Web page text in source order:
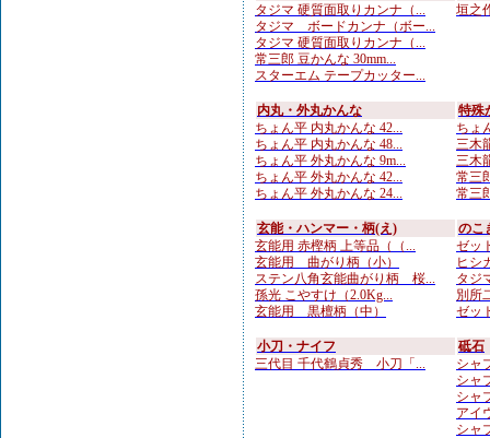
タジマ 硬質面取りカンナ（...
タジマ ボードカンナ（ボー...
タジマ 硬質面取りカンナ（...
常三郎 豆かんな 30mm...
スターエム テープカッター...
垣之
内丸・外丸かんな
ちょん平 内丸かんな 42...
ちょん平 内丸かんな 48...
ちょん平 外丸かんな 9m...
ちょん平 外丸かんな 42...
ちょん平 外丸かんな 24...
特殊
ちょ
三木
三木
常三
常三
玄能・ハンマー・柄(え)
玄能用 赤樫柄 上等品（（...
玄能用 曲がり柄（小）
ステン八角玄能曲がり柄 桜...
孫光 こやすけ（2.0Kg...
玄能用 黒檀柄（中）
のこ
ゼッ
ヒシ
タジ
別所
ゼッ
小刀・ナイフ
三代目 千代鶴貞秀 小刀「...
砥石
シャ
シャ
シャ
アイ
シャ